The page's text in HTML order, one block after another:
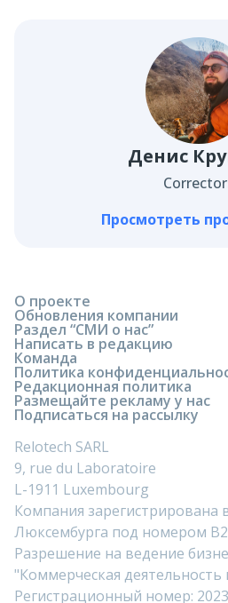
Денис
Просмотреть
О проекте
Обновления компании
Раздел “СМИ о нас”
Написать в редакцию
Команда
Политика
Редакционная политика
Размещайте рекламу у нас
Подписаться на рассылку
Relotech SARL
9, rue du Laboratoire
L-1911 Luxembourg
Компания зарегистрирована
Люксембурга под номером
Разрешение на ведение
"Коммерческая деятельность
Регистрационный номер: